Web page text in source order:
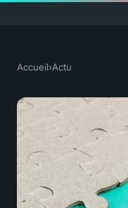
Accueil›Actu